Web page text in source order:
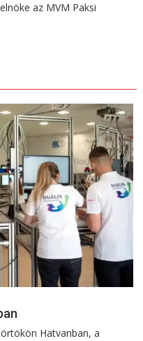
az MVM Paksi
Hatvanban, a